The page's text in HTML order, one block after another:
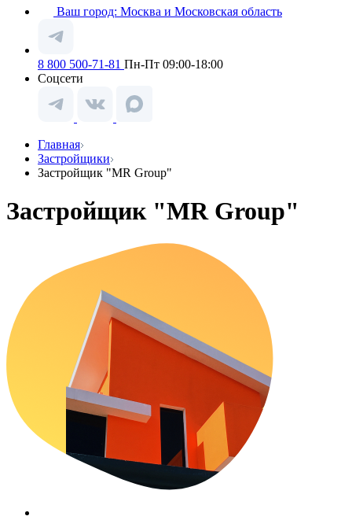
Ваш город: Москва и Московская область
8 800 500-71-81 Пн-Пт 09:00-18:00
Соцсети
Главная
Застройщики
Застройщик "MR Group"
Застройщик "MR Group"